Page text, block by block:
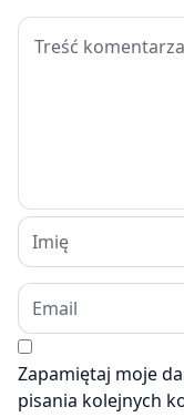
Zapamiętaj moje
pisania kolejnych